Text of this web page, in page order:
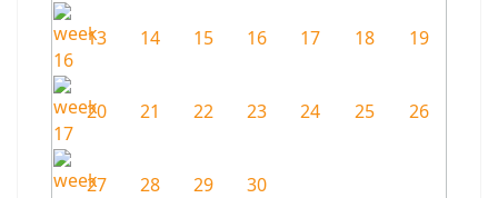
13 14 15 16 17 18 19
20 21 22 23 24 25 26
27 28 29 30